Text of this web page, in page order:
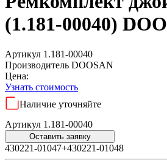
(1.181-00040)
Артикул 1.181-00040
Производитель DOOSAN
Цена:
Узнать стоимость
Наличие уточняйте
Артикул 1.181-00040
Оставить заявку
430221-01047+430221-01048